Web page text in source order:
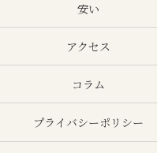
安い
アクセス
コラム
プライバシーポリシー